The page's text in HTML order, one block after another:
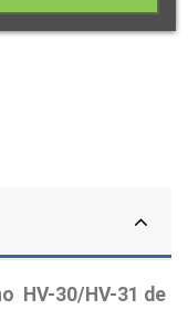
HV-30/HV-31 de